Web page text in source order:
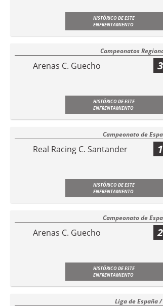
HISTÓRICO DE ESTE
ENFRENTAMIENTO
Campeonatos
Arenas C. Guecho 3
HISTÓRICO DE ESTE
ENFRENTAMIENTO
Campeonato de
Real Racing C. Santander 1
HISTÓRICO DE ESTE
ENFRENTAMIENTO
Campeonato de
Arenas C. Guecho 2
HISTÓRICO DE ESTE
ENFRENTAMIENTO
Liga de España